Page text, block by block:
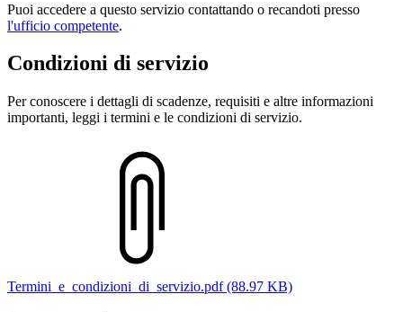
Puoi accedere a questo servizio contattando o recandoti presso
l'ufficio competente.
Condizioni di servizio
Per conoscere i dettagli di scadenze, requisiti e altre informazioni
importanti, leggi i termini e le condizioni di servizio.
Termini_e_condizioni_di_servizio.pdf (88.97 KB)